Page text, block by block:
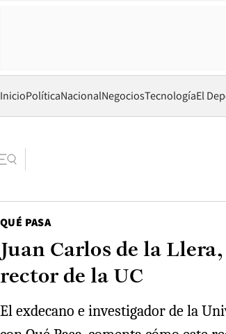
InicioPolíticaNacionalNegociosTecnologíaEl
QUÉ PASA
Juan Carlos de la
rector de la UC
El exdecano e investigador de la